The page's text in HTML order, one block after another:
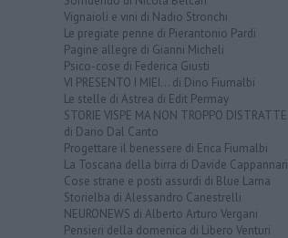
Vignaioli e vini di Nadio Stronchi
Le pregiate penne di Pierantonio Pardi
Pagine allegre di Gianni Micheli
Psico-cose di Federica Giusti
VI PRESENTO I MIEI... di Dino Fiumalbi
Le stelle di Astrea di Edit Permay
STORIE VISPE MA NON TROPPO DISTRATTE
di Dario Dal Canto
Progettare il benessere di Erica Fiumalbi
La Toscana della birra di Davide Cappannari
Cose strane e posti assurdi di Blue Lama
Storielba di Alessandro Canestrelli
NEURONEWS di Alberto Arturo Vergani
Pensieri della domenica di Libero Venturi